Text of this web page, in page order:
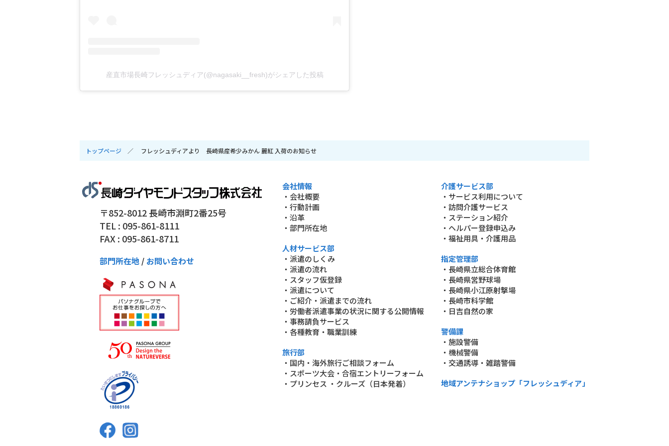
産直市場長崎フレッシュディア(@nagasaki__fresh)がシェアした投稿
トップページ フレッシュディアより 長崎県産希少みかん 麗紅 入荷のお知らせ
〒852-8012 長崎市淵町2番25号
TEL : 095-861-8111
FAX : 095-861-8711
部門所在地 / お問い合わせ
会社情報
・会社概要
・行動計画
・沿革
・部門所在地
人材サービス部
・派遣のしくみ
・派遣の流れ
・スタッフ仮登録
・派遣について
・ご紹介・派遣までの流れ
・労働者派遣事業の状況に関する公開情報
・事務請負サービス
・各種教育・職業訓練
旅行部
・国内・海外旅行ご相談フォーム
・スポーツ大会・合宿エントリーフォーム
・プリンセス ・クルーズ（日本発着）
介護サービス部
・サービス利用について
・訪問介護サービス
・ステーション紹介
・ヘルパー登録申込み
・福祉用具・介護用品
指定管理部
・長崎県立総合体育館
・長崎県営野球場
・長崎県小江原射撃場
・長崎市科学館
・日吉自然の家
警備課
・施設警備
・機械警備
・交通誘導・雑踏警備
地域アンテナショップ「フレッシュディア」